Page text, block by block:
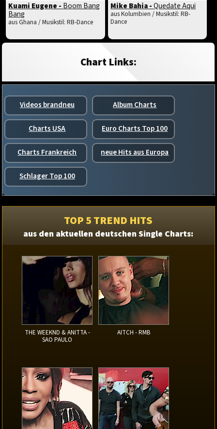
Kuami Eugene -Boom Bang
Bang
aus Ghana / Musikstil: RB-Dance
Mike Bahia -Quedate Aqui
aus Kolumbien / Musikstil: RB-
Dance
Chart Links:
Videos brandneu Album Charts
Charts USA Euro Charts Top 100
Charts Frankreich neue Hits aus Europa
Schlager Top 100
TOP 5 TREND HITS
aus den aktuellen deutschen Single Charts:
THE WEEKND & ANITTA -
SAO PAULO
AITCH - RMB